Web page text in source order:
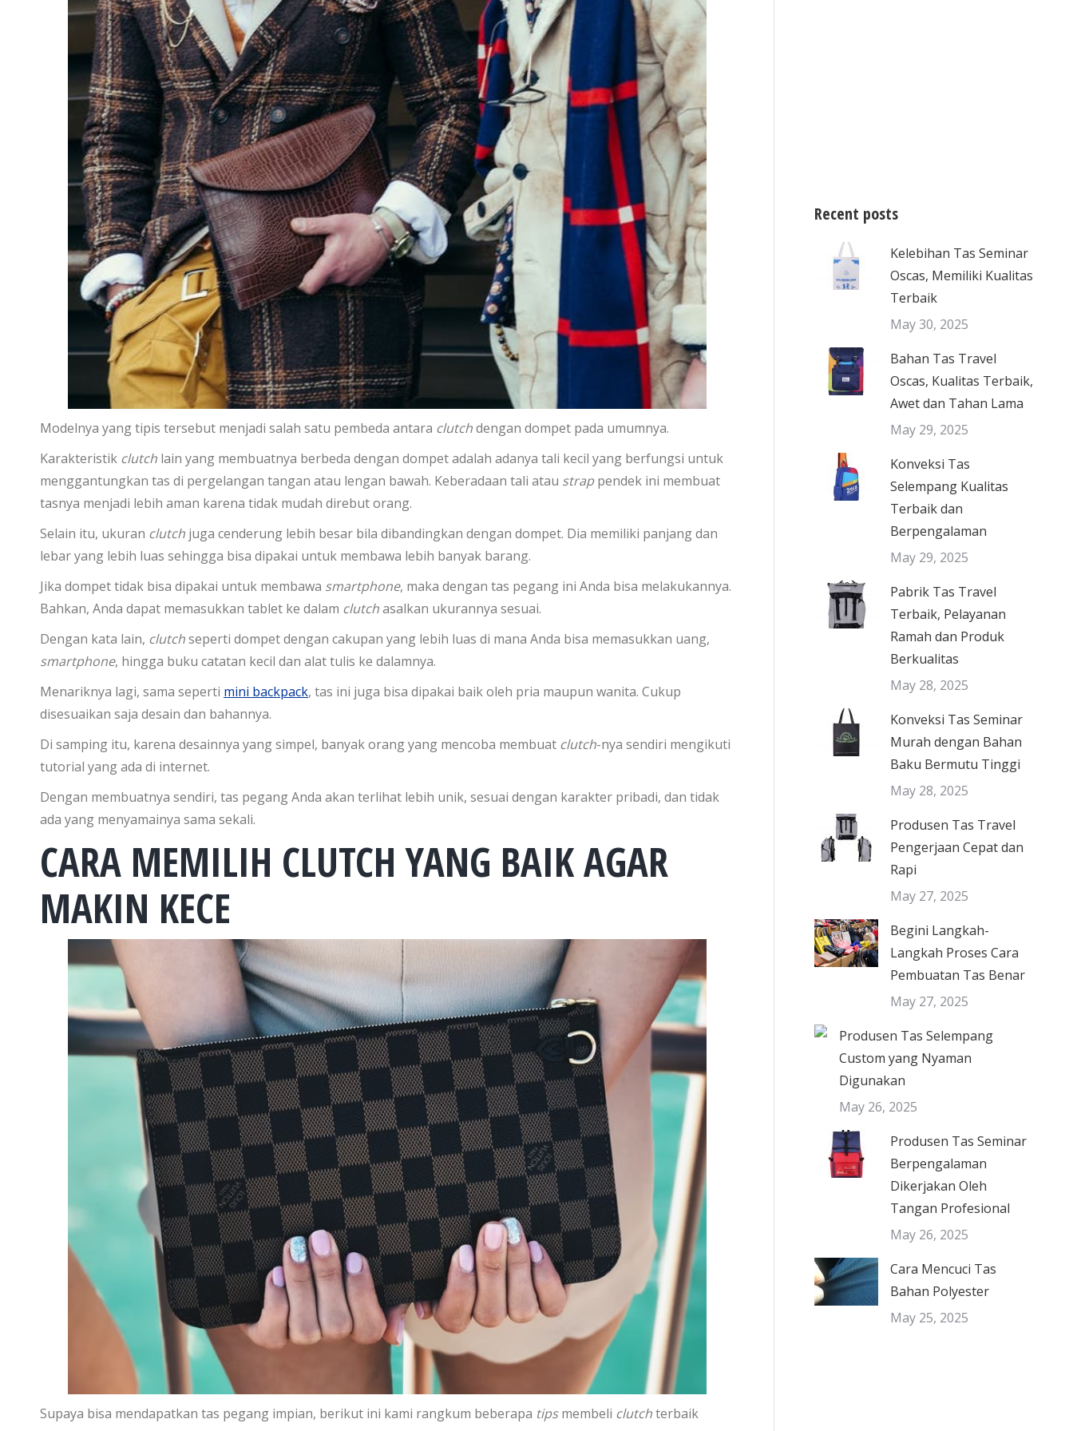
Modelnya yang tipis tersebut menjadi salah satu pembeda antara clutchdengan dompet pada umumnya.
Karakteristik clutch lain yang membuatnya berbeda dengan dompet adalah adanya tali kecil yang berfungsi untuk
menggantungkan tas di pergelangan tangan atau lengan bawah. Keberadaan tali atau strappendek ini membuat
tasnya menjadi lebih aman karena tidak mudah direbut orang.
Selain itu, ukuran clutch juga cenderung lebih besar bila dibandingkan dengan dompet. Dia memiliki panjang dan
lebar yang lebih luas sehingga bisa dipakai untuk membawa lebih banyak barang.
Jika dompet tidak bisa dipakai untuk membawa smartphone, maka dengan tas pegang ini Anda bisa melakukannya.
Bahkan, Anda dapat memasukkan tablet ke dalam clutchasalkan ukurannya sesuai.
Dengan kata lain, clutchseperti dompet dengan cakupan yang lebih luas di mana Anda bisa memasukkan uang,
smartphone, hingga buku catatan kecil dan alat tulis ke dalamnya.
Menariknya lagi, sama seperti mini backpack, tas ini juga bisa dipakai baik oleh pria maupun wanita. Cukup
disesuaikan saja desain dan bahannya.
Di samping itu, karena desainnya yang simpel, banyak orang yang mencoba membuat clutch-nya sendiri mengikuti
tutorial yang ada di internet.
Dengan membuatnya sendiri, tas pegang Anda akan terlihat lebih unik, sesuai dengan karakter pribadi, dan tidak
ada yang menyamainya sama sekali.
CARA MEMILIH CLUTCH YANG BAIK AGAR
MAKIN KECE
Supaya bisa mendapatkan tas pegang impian, berikut ini kami rangkum beberapa tipsmembeli clutchterbaik
Recent posts
Kelebihan Tas Seminar
Oscas, Memiliki Kualitas
Terbaik
May 30, 2025
Bahan Tas Travel
Oscas, Kualitas Terbaik,
Awet dan Tahan Lama
May 29, 2025
Konveksi Tas
Selempang Kualitas
Terbaik dan
Berpengalaman
May 29, 2025
Pabrik Tas Travel
Terbaik, Pelayanan
Ramah dan Produk
Berkualitas
May 28, 2025
Konveksi Tas Seminar
Murah dengan Bahan
Baku Bermutu Tinggi
May 28, 2025
Produsen Tas Travel
Pengerjaan Cepat dan
Rapi
May 27, 2025
Begini Langkah-
Langkah Proses Cara
Pembuatan Tas Benar
May 27, 2025
Produsen Tas Selempang
Custom yang Nyaman
Digunakan
May 26, 2025
Produsen Tas Seminar
Berpengalaman
Dikerjakan Oleh
Tangan Profesional
May 26, 2025
Cara Mencuci Tas
Bahan Polyester
May 25, 2025